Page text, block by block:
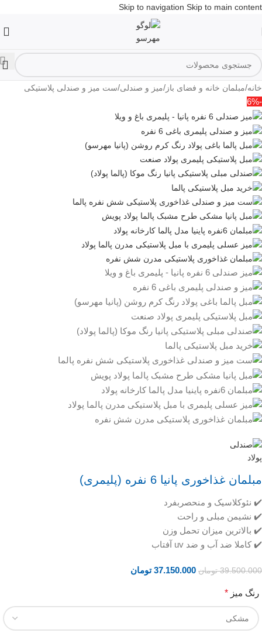
Skip to navigation Skip to main content
خانه/مبلمان خانه و فضای باز /میز و صندلی/ست میز و صندلی پلاستیکی
-6%
مبلمان غذاخوری پانیا 6 نفره (پلیمری)
✔️ نئوکلاسیک و منحصربفرد
✔️ نشیمن مبلی و راحت
✔️ بالاترین میزان تحمل وزن
✔️ کاملا ضد آب و ضد uv آفتاب
39.500.000 تومان 37.150.000 تومان
رنگ میز *